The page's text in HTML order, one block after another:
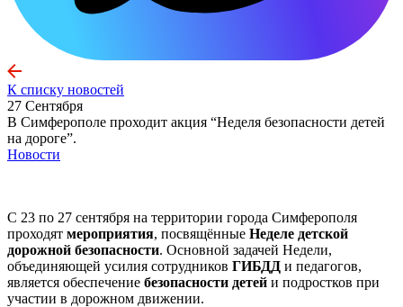
К списку новостей
27 Сентября
В Симферополе проходит акция “Неделя безопасности детей
на дороге”.
Новости
С 23 по 27 сентября на территории города Симферополя
проходят мероприятия, посвящённые Неделе детской
дорожной безопасности. Основной задачей Недели,
объединяющей усилия сотрудников ГИБДД и педагогов,
является обеспечение безопасности детей и подростков при
участии в дорожном движении.